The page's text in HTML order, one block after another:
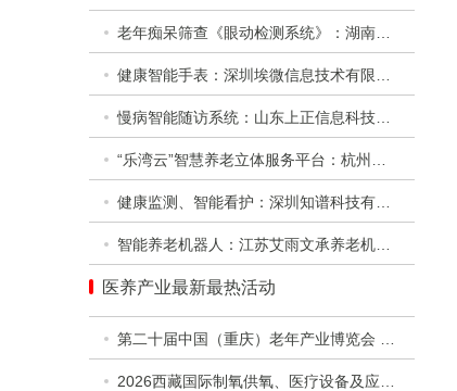
老年痴呆筛查《眼动检测系统》：湖南佩蕾斯特科技有限公司
健康智能手表：深圳埃微信息技术有限公司
慢病智能随访系统：山东上正信息科技有限公司
“乐湾云”智慧养老立体服务平台：杭州乐湾科技有限公司
健康监测、智能看护：深圳知谱科技有限公司
智能养老机器人：江苏艾雨文承养老机器人有限公司
医养产业最新最热活动
第二十届中国（重庆）老年产业博览会 暨第二届西部银发经济高质量发展合作交流活动
2026西藏国际制氧供氧、医疗设备及应急救援设备展览会